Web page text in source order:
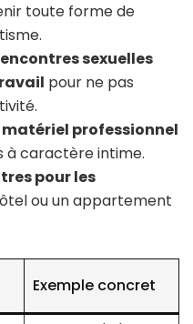
toute forme de
sexuelles
pour ne pas
professionnel
à caractère intime.
pour les
ou un appartement
Exemple concret